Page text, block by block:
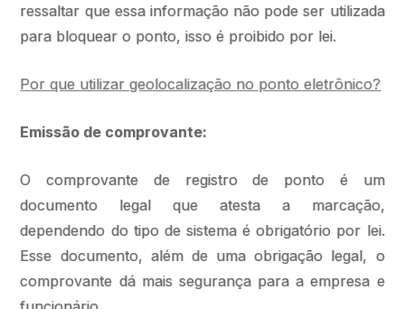
ressaltar que essa informação não pode ser utilizada
para bloquear o ponto, isso é proibido por lei.
Por que utilizar geolocalização no ponto eletrônico?
Emissão de comprovante:
O comprovante de registro de ponto é um
documento legal que atesta a marcação,
dependendo do tipo de sistema é obrigatório por lei.
Esse documento, além de uma obrigação legal, o
comprovante dá mais segurança para a empresa e